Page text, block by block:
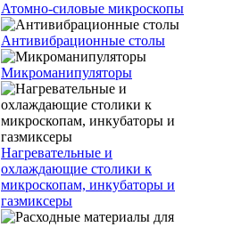
Атомно-силовые микроскопы
Антивибрационные столы
Микроманипуляторы
Нагревательные и
охлаждающие столики к
микроскопам, инкубаторы и
газмиксеры